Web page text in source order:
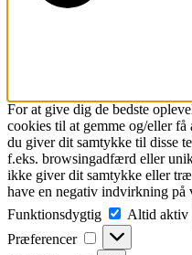
For at give dig de bedste
cookies til at gemme og/eller
du giver dit samtykke til disse
f.eks. browsingadfærd eller
ikke giver dit samtykke eller
have en negativ indvirkning på
Funktionsdygtig
Altid aktiv
Præferencer
Præferencer